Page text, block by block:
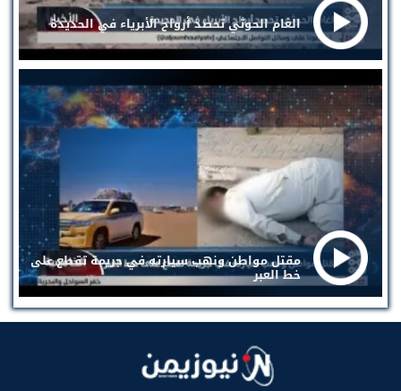
الغام الحوثي تحصد أرواح الأبرياء في الحديدة
مقتل مواطن ونهب سيارته في جريمة تقطع على
خط العبر